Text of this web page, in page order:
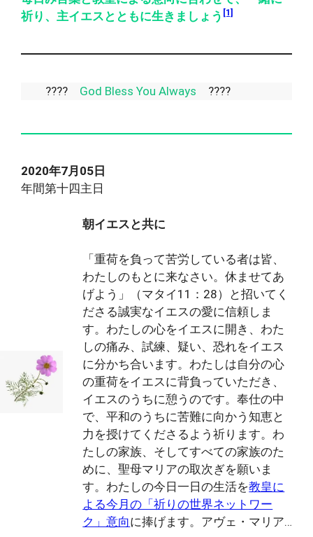
祈り、主イエスとともに生きましょう [1]
????God Bless You Always????
2020年7月05日
年間第十四主日
朝イエスと共に
「重荷を負って苦労している者は皆、
わたしのもとに来なさい。休ませてあ
げよう」（マタイ11：28）と招いてく
ださる誠実なイエスの愛に信頼しま
す。わたしの心をイエスに開き、わた
しの痛み、試練、疑い、恐れをイエス
に分かち合います。わたしは自分の心
の重荷をイエスに背負っていただき、
イエスのうちに憩うのです。奉仕の中
で、平和のうちに苦難に向かう知恵と
力を授けてくださるよう祈ります。わ
たしの家族、そしてすべての家族のた
めに、聖母マリアの取次ぎを願いま
す。わたしの今日一日の生活を教皇に
よる今月の「祈りの世界ネットワー
ク」意向に捧げます。アヴェ・マリア…